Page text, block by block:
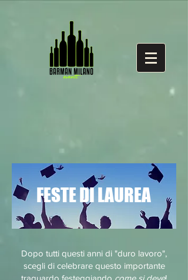
FESTEDI LAUREA
Dopo tutti questi anni di "duro lavoro",
scegli di celebrare questo importante
traguardo festeggiando come si deve!